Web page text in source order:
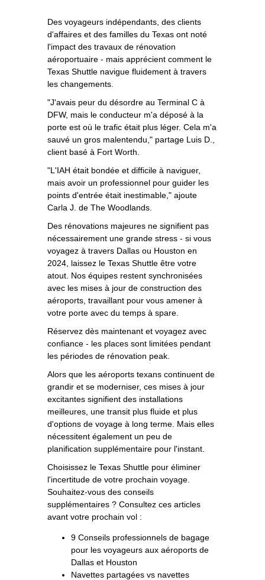
Des voyageurs indépendants, des clients
d'affaires et des familles du Texas ont noté
l'impact des travaux de rénovation
aéroportuaire - mais apprécient comment le
Texas Shuttle navigue fluidement à travers
les changements.
"J'avais peur du désordre au Terminal C à
DFW, mais le conducteur m'a déposé à la
porte est où le trafic était plus léger. Cela m'a
sauvé un gros malentendu," partage Luis D.,
client basé à Fort Worth.
"L'IAH était bondée et difficile à naviguer,
mais avoir un professionnel pour guider les
points d'entrée était inestimable," ajoute
Carla J. de The Woodlands.
Des rénovations majeures ne signifient pas
nécessairement une grande stress - si vous
voyagez à travers Dallas ou Houston en
2024, laissez le Texas Shuttle être votre
atout. Nos équipes restent synchronisées
avec les mises à jour de construction des
aéroports, travaillant pour vous amener à
votre porte avec du temps à spare.
Réservez dès maintenant et voyagez avec
confiance - les places sont limitées pendant
les périodes de rénovation peak.
Alors que les aéroports texans continuent de
grandir et se moderniser, ces mises à jour
excitantes signifient des installations
meilleures, une transit plus fluide et plus
d'options de voyage à long terme. Mais elles
nécessitent également un peu de
planification supplémentaire pour l'instant.
Choisissez le Texas Shuttle pour éliminer
l'incertitude de votre prochain voyage.
Souhaitez-vous des conseils
supplémentaires ? Consultez ces articles
avant votre prochain vol :
9 Conseils professionnels de bagage
pour les voyageurs aux aéroports de
Dallas et Houston
Navettes partagées vs navettes